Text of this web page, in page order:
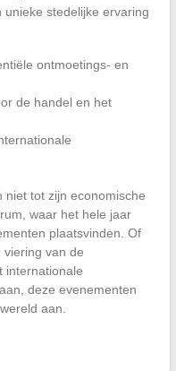
stedelijke ervaring
ontmoetings- en
de handel en het
niet tot zijn economische
waar het hele jaar
plaatsvinden. Of
viering van de
internationale
deze evenementen
aan.